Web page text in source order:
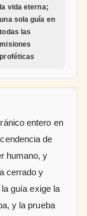
la vida eterna;
una sola guía en
todas las
misiones
proféticas
entero en
de
humano, y
cerrado y
guía exige la
y la prueba